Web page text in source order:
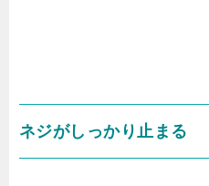
ネジがしっかり止まる